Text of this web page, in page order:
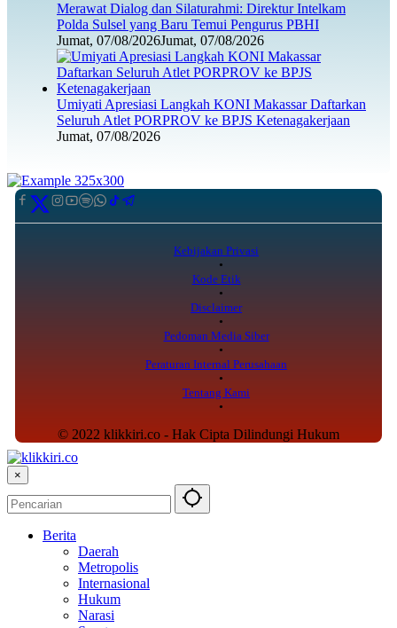
Merawat Dialog dan Silaturahmi: Direktur Intelkam
Polda Sulsel yang Baru Temui Pengurus PBHI
Jumat, 07/08/2026Jumat, 07/08/2026
Umiyati Apresiasi Langkah KONI Makassar Daftarkan
Seluruh Atlet PORPROV ke BPJS Ketenagakerjaan
Jumat, 07/08/2026
Kebijakan Privasi
Kode Etik
Disclaimer
Pedoman Media Siber
Peraturan Internal Perusahaan
Tentang Kami
© 2022 klikkiri.co - Hak Cipta Dilindungi Hukum
×
Berita
Daerah
Metropolis
Internasional
Hukum
Narasi